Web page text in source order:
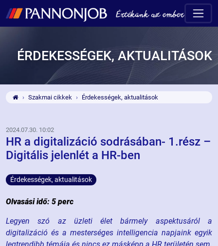
ÉRDEKESSÉGEK, AKTUALITÁSOK
Szakmai cikkek Érdekességek, aktualitások
2024.07.30. 10:02
HR a digitalizáció sodrásában- 1.rész –
Digitális jelenlét a HR-ben
Érdekességek, aktualitások
Olvasási idő: 5 perc
Legyen szó az üzleti élet bármely aspektusáról a
digitalizáció és a mesterséges intelligencia napjaink egyik